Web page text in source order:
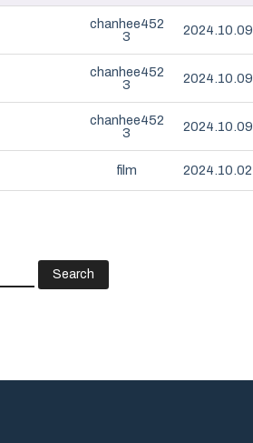
chanhee452
3
2024.10.09
chanhee452
3
2024.10.09
chanhee452
3
2024.10.09
film 2024.10.02
Search